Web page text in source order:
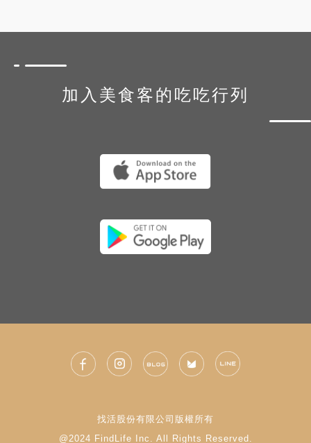
加入美食客的吃吃行列
找活股份有限公司版權所有
@2024 FindLife Inc. All Rights Reserved.